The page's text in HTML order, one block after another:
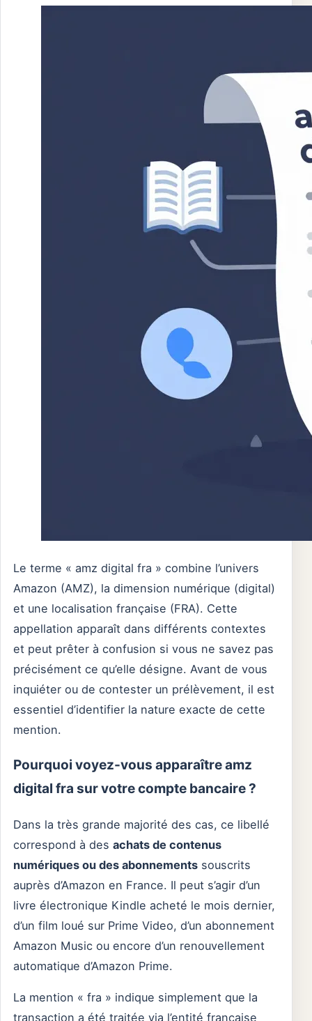
Le terme « amz digital fra » combine l’univers
Amazon (AMZ), la dimension numérique (digital)
et une localisation française (FRA). Cette
appellation apparaît dans différents contextes
et peut prêter à confusion si vous ne savez pas
précisément ce qu’elle désigne. Avant de vous
inquiéter ou de contester un prélèvement, il est
essentiel d’identifier la nature exacte de cette
mention.
Pourquoi voyez-vous apparaître amz
digital fra sur votre compte bancaire ?
Dans la très grande majorité des cas, ce libellé
correspond à des achats de contenus
numériques ou des abonnements souscrits
auprès d’Amazon en France. Il peut s’agir d’un
livre électronique Kindle acheté le mois dernier,
d’un film loué sur Prime Video, d’un abonnement
Amazon Music ou encore d’un renouvellement
automatique d’Amazon Prime.
La mention « fra » indique simplement que la
transaction a été traitée via l’entité française